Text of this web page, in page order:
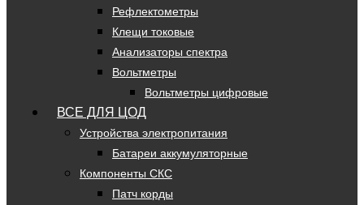
Рефлектометры
Клещи токовые
Анализаторы спектра
Вольтметры
Вольтметры цифровые
ВСЕ ДЛЯ ЦОД
Устройства электропитания
Батареи аккумуляторные
Компоненты СКС
Патч корды